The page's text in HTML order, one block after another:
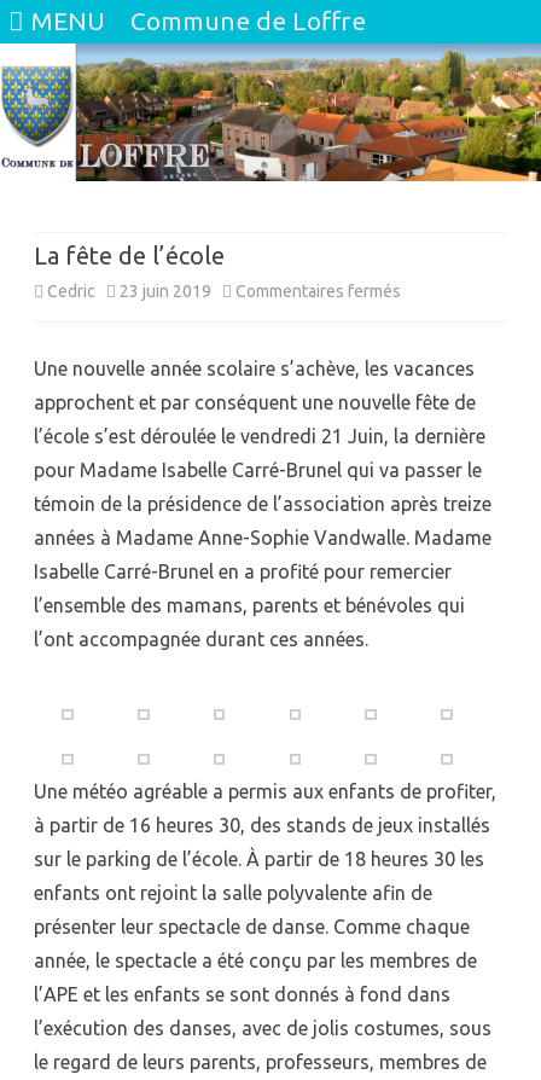
MENU Commune de Loffre
La fête de l’école
Cedric 23 juin 2019 Commentaires fermés
fête
Une nouvelle année scolaire s’achève, les vacances
approchent et par conséquent une nouvelle fête de
l’école s’est déroulée le vendredi 21 Juin, la dernière
pour Madame Isabelle Carré-Brunel qui va passer le
témoin de la présidence de l’association après treize
années à Madame Anne-Sophie Vandwalle. Madame
Isabelle Carré-Brunel en a profité pour remercier
l’ensemble des mamans, parents et bénévoles qui
l’ont accompagnée durant ces années.
Une météo agréable a permis aux enfants de profiter,
à partir de 16 heures 30, des stands de jeux installés
sur le parking de l’école. À partir de 18 heures 30 les
enfants ont rejoint la salle polyvalente afin de
présenter leur spectacle de danse. Comme chaque
année, le spectacle a été conçu par les membres de
l’APE et les enfants se sont donnés à fond dans
l’exécution des danses, avec de jolis costumes, sous
le regard de leurs parents, professeurs, membres de